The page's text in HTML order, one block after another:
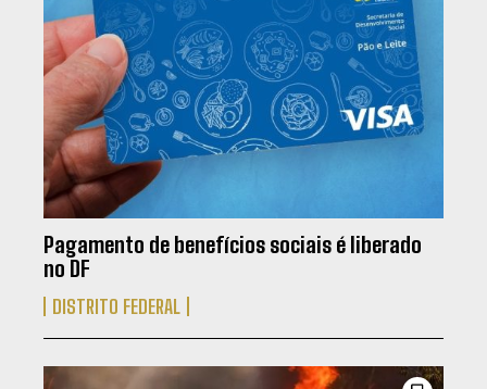
Pagamento de benefícios sociais é liberado
no DF
DISTRITO FEDERAL